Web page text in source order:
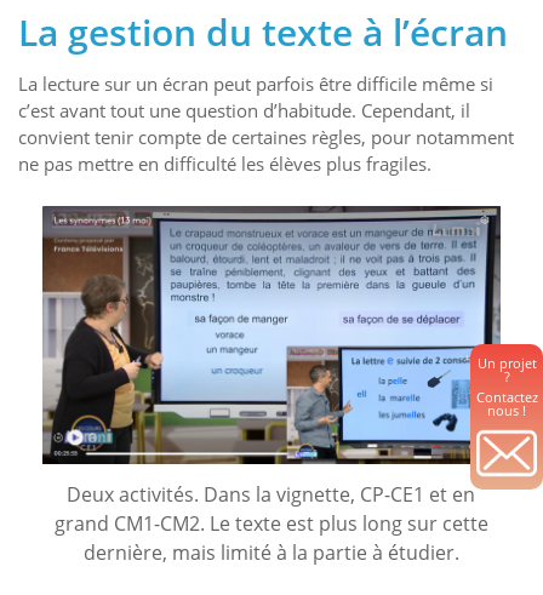
Un projet
?
Contactez
nous !
La gestion du texte à l’écran
La lecture sur un écran peut parfois être difficile même si
c’est avant tout une question d’habitude. Cependant, il
convient tenir compte de certaines règles, pour notamment
ne pas mettre en difficulté les élèves plus fragiles.
Deux activités. Dans la vignette, CP-CE1 et en
grand CM1-CM2. Le texte est plus long sur cette
dernière, mais limité à la partie à étudier.